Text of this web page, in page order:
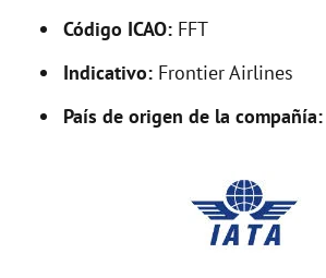
o
Código ICAO: FFT
Indicativo: Frontier Airlines
País de origen de la compañía: